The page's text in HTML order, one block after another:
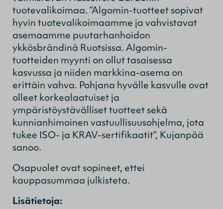
tuotevalikoimaa. ”Algomin-tuotteet sopivat
hyvin tuotevalikoimaamme ja vahvistavat
asemaamme puutarhanhoidon
ykkösbrändinä Ruotsissa. Algomin-
tuotteiden myynti on ollut tasaisessa
kasvussa ja niiden markkina-asema on
erittäin vahva. Pohjana hyvälle kasvulle ovat
olleet korkealaatuiset ja
ympäristöystävälliset tuotteet sekä
kunnianhimoinen vastuullisuusohjelma, jota
tukee ISO- ja KRAV-sertifikaatit”, Kujanpää
sanoo.
Osapuolet ovat sopineet, ettei
kauppasummaa julkisteta.
Lisätietoja: